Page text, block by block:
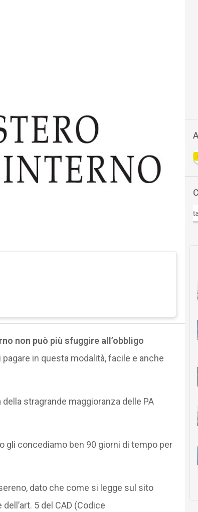
non può più sfuggire all’obbligo
in questa modalità, facile e anche
stragrande maggioranza delle PA
gli concediamo ben 90 giorni di tempo per
dato che come si legge sul sito
5 del CAD (Codice
Cittadinanza